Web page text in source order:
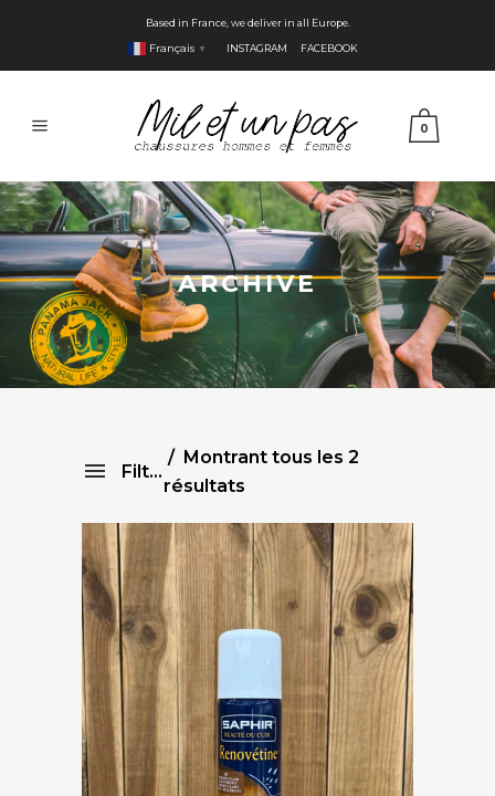
Based in France, we deliver in all Europe.
Français ▼ INSTAGRAM FACEBOOK
0
ARCHIVE
Filtre
Montrant tous les 2
résultats
Catégories
Marques
Taille
Couleur